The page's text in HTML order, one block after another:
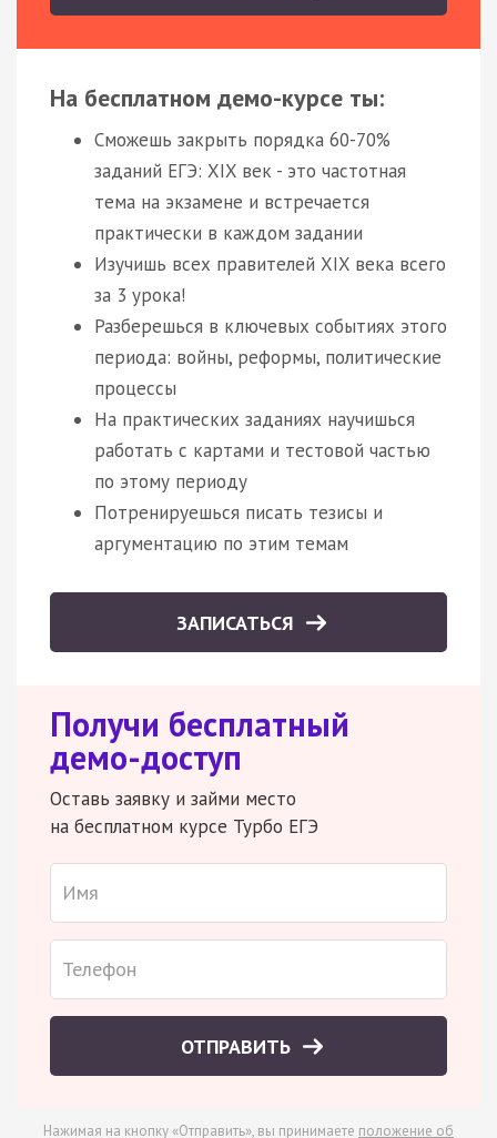
На бесплатном демо-курсе ты:
Сможешь закрыть порядка 60-70%
заданий ЕГЭ: XIX век - это частотная
тема на экзамене и встречается
практически в каждом задании
Изучишь всех правителей XIX века всего
за 3 урока!
Разберешься в ключевых событиях этого
периода: войны, реформы, политические
процессы
На практических заданиях научишься
работать с картами и тестовой частью
по этому периоду
Потренируешься писать тезисы и
аргументацию по этим темам
ЗАПИСАТЬСЯ
Получи бесплатный
демо-доступ
Оставь заявку и займи место
на бесплатном курсе Турбо ЕГЭ
ОТПРАВИТЬ
Нажимая на кнопку «Отправить», вы принимаете положение об